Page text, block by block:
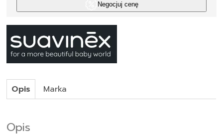
Negocjuj cenę
Opis Marka
Opis